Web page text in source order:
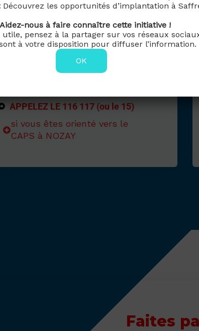
MEDECIN de GARDE le
APPELEZ LE 116 117 (ou le 15)
si vous êtes orienté vers le
CAPS à NOZAY
Faites
Découvrez les opportunités d’implantation à
Aidez-nous à faire connaître cette initiative !
pensez à la partager sur vos réseaux
à votre disposition pour diffuser l’information.
OK